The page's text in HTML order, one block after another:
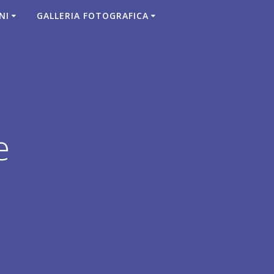
GALLERIA FOTOGRAFICA